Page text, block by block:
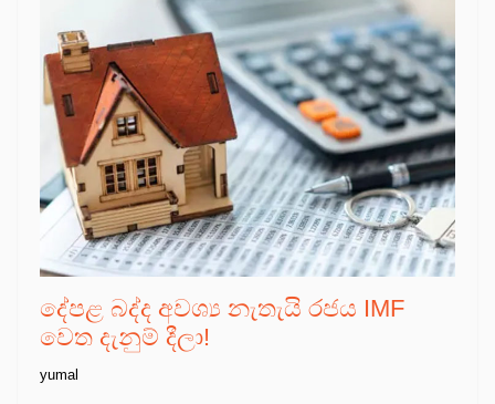
දේපළ බද්ද අවශ්‍ය නැතැයි රජය IMF
වෙත දැනුම් දීලා!
yumal